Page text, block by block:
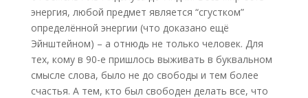
энергия, любой предмет является “сгустком”
определённой энергии (что доказано ещё
Эйнштейном) – а отнюдь не только человек. Для
тех, кому в 90-е пришлось выживать в буквальном
смысле слова, было не до свободы и тем более
счастья. А тем, кто был свободен делать все, что